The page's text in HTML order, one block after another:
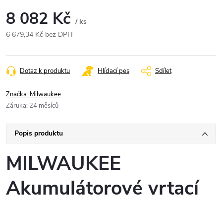
8 082 Kč / ks
6 679,34 Kč bez DPH
cena:
Dotaz k produktu Hlídací pes Sdílet
Značka: Milwaukee
Záruka: 24 měsíců
Popis produktu
MILWAUKEE
Akumulátorové vrtací